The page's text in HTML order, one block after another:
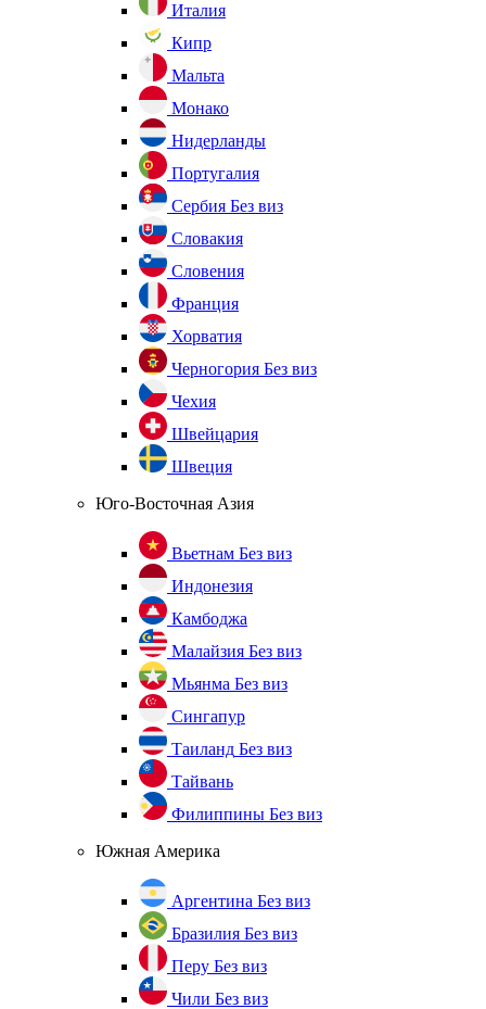
Италия
Кипр
Мальта
Монако
Нидерланды
Португалия
Сербия Без виз
Словакия
Словения
Франция
Хорватия
Черногория Без виз
Чехия
Швейцария
Швеция
Юго-Восточная Азия
Вьетнам Без виз
Индонезия
Камбоджа
Малайзия Без виз
Мьянма Без виз
Сингапур
Таиланд Без виз
Тайвань
Филиппины Без виз
Южная Америка
Аргентина Без виз
Бразилия Без виз
Перу Без виз
Чили Без виз